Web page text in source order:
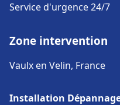
Service d'urgence 24/7
Zone intervention
Vaulx en Velin, France
Installation